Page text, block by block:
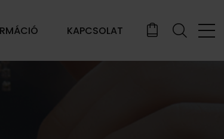
KAPCSOLAT